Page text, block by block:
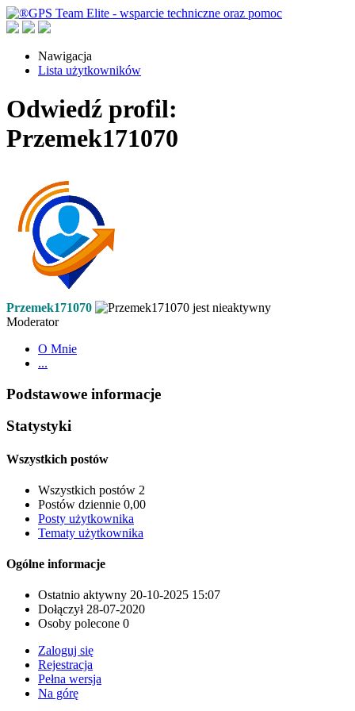
Nawigacja
Lista użytkowników
Odwiedź profil:
Przemek171070
Przemek171070
Moderator
O Mnie
...
Podstawowe informacje
Statystyki
Wszystkich postów
Wszystkich postów 2
Postów dziennie 0,00
Posty użytkownika
Tematy użytkownika
Ogólne informacje
Ostatnio aktywny 20-10-2025 15:07
Dołączył 28-07-2020
Osoby polecone 0
Zaloguj się
Rejestracja
Pełna wersja
Na górę